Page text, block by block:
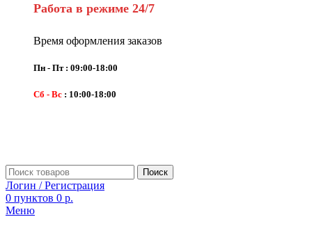
Работа в режиме 24/7
Время оформления заказов
Пн - Пт : 09:00-18:00
Сб - Вс : 10:00-18:00
Поиск
Логин / Регистрация
0 пунктов 0 р.
Меню